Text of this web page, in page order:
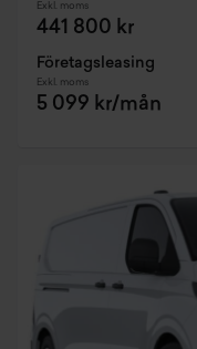
Exkl. moms
441 800 kr
Företagsleasing
Exkl. moms
5 099 kr/mån